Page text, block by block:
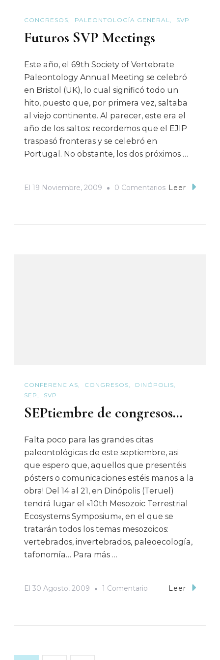
CONGRESOS PALEONTOLOGÍA GENERAL SVP
Futuros SVP Meetings
Este año, el 69th Society of Vertebrate
Paleontology Annual Meeting se celebró
en Bristol (UK), lo cual significó todo un
hito, puesto que, por primera vez, saltaba
al viejo continente. Al parecer, este era el
año de los saltos: recordemos que el EJIP
traspasó fronteras y se celebró en
Portugal. No obstante, los dos próximos …
El 19 Noviembre, 2009 0 ComentariosEnLeer
CONFERENCIAS CONGRESOS
DINÓPOLIS
SEP
SVP
SEPtiembre de congresos…
Falta poco para las grandes citas
paleontológicas de este septiembre, asi
que espero que, aquellos que presentéis
pósters o comunicaciones estéis manos a la
obra! Del 14 al 21, en Dinópolis (Teruel)
tendrá lugar el «10th Mesozoic Terrestrial
Ecosystems Symposium«, en el que se
tratarán todos los temas mesozoicos:
vertebrados, invertebrados, paleoecología,
tafonomía… Para más …
El 30 Agosto, 2009 1 Comentario Leer